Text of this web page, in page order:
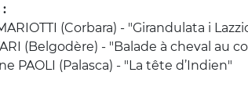
(Corbara) - "Girandulata i
(Belgodère) - "Balade à cheval au
PAOLI (Palasca) - "La tête d’Indien"